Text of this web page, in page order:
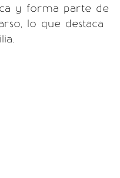
y forma parte de
lo que destaca